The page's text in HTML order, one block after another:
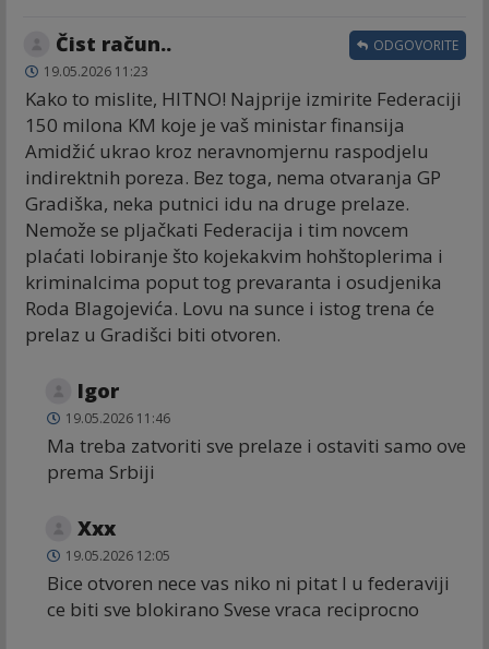
Čist račun..
19.05.2026 11:23
Kako to mislite, HITNO! Najprije izmirite Federaciji
150 milona KM koje je vaš ministar finansija
Amidžić ukrao kroz neravnomjernu raspodjelu
indirektnih poreza. Bez toga, nema otvaranja GP
Gradiška, neka putnici idu na druge prelaze.
Nemože se pljačkati Federacija i tim novcem
plaćati lobiranje što kojekakvim hohštoplerima i
kriminalcima poput tog prevaranta i osudjenika
Roda Blagojevića. Lovu na sunce i istog trena će
prelaz u Gradišci biti otvoren.
ODGOVORITE
Igor
19.05.2026 11:46
Ma treba zatvoriti sve prelaze i ostaviti samo ove
prema Srbiji
Xxx
19.05.2026 12:05
Bice otvoren nece vas niko ni pitat I u federaviji
ce biti sve blokirano Svese vraca reciprocno